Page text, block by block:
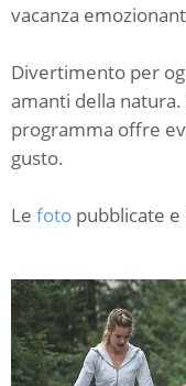
vacanza
Divertimento per
amanti della natura.
programma offre
gusto.
Le foto pubblicate e